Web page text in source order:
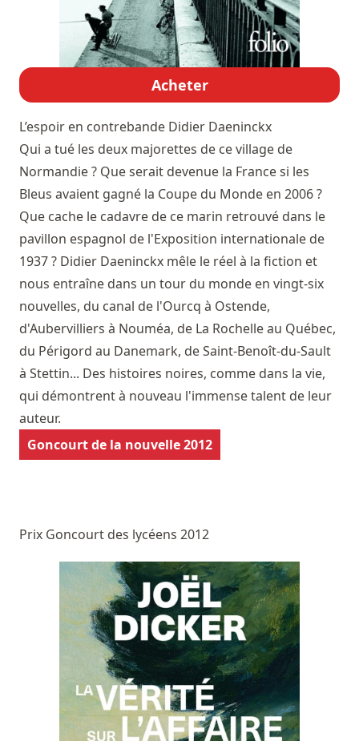
Acheter
L’espoir en contrebande Didier Daeninckx
Qui a tué les deux majorettes de ce village de
Normandie ? Que serait devenue la France si les
Bleus avaient gagné la Coupe du Monde en 2006 ?
Que cache le cadavre de ce marin retrouvé dans le
pavillon espagnol de l'Exposition internationale de
1937 ? Didier Daeninckx mêle le réel à la fiction et
nous entraîne dans un tour du monde en vingt-six
nouvelles, du canal de l'Ourcq à Ostende,
d'Aubervilliers à Nouméa, de La Rochelle au Québec,
du Périgord au Danemark, de Saint-Benoît-du-Sault
à Stettin... Des histoires noires, comme dans la vie,
qui démontrent à nouveau l'immense talent de leur
auteur.
Goncourt de la nouvelle 2012
Prix Goncourt des lycéens 2012